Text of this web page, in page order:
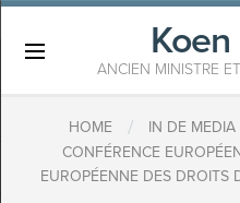
ANCIEN MINISTRE
HOME / IN DE MEDIA
CONFÉRENCE
EUROPÉENNE DES DROITS